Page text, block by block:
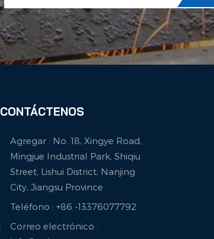
CONTÁCTENOS
Agregar : No. 18, Xingye Road,
Mingjue Industrial Park, Shiqiu
Street, Lishui District, Nanjing
City, Jiangsu Province
Teléfono : +86 -13376077792
Correo electrónico :